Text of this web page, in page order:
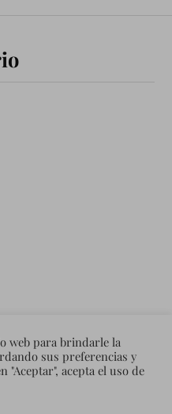
web para brindarle la
sus preferencias y
"Aceptar", acepta el uso de